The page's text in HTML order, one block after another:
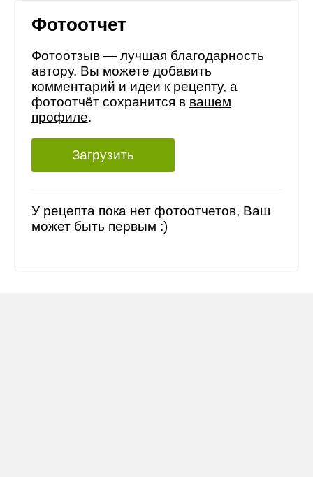
Фотоотчет
Фотоотзыв — лучшая благодарность
автору. Вы можете добавить
комментарий и идеи к рецепту, а
фотоотчёт сохранится в вашем
профиле.
Загрузить
У рецепта пока нет фотоотчетов, Ваш
может быть первым :)